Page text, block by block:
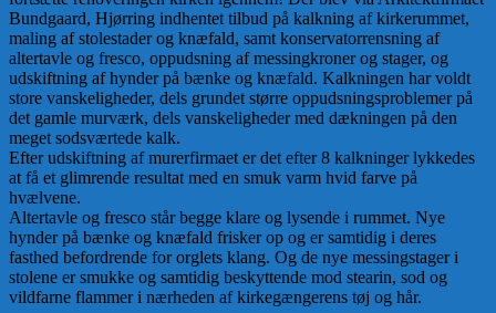
Bundgaard, Hjørring indhentet tilbud på kalkning af kirkerummet,
maling af stolestader og knæfald, samt konservatorrensning af
altertavle og fresco, oppudsning af messingkroner og stager, og
udskiftning af hynder på bænke og knæfald. Kalkningen har voldt
store vanskeligheder, dels grundet større oppudsningsproblemer på
det gamle murværk, dels vanskeligheder med dækningen på den
meget sodsværtede kalk.
Efter udskiftning af murerfirmaet er det efter 8 kalkninger lykkedes
at få et glimrende resultat med en smuk varm hvid farve på
hvælvene.
Altertavle og fresco står begge klare og lysende i rummet. Nye
hynder på bænke og knæfald frisker op og er samtidig i deres
fasthed befordrende for orglets klang. Og de nye messingstager i
stolene er smukke og samtidig beskyttende mod stearin, sod og
vildfarne flammer i nærheden af kirkegængerens tøj og hår.